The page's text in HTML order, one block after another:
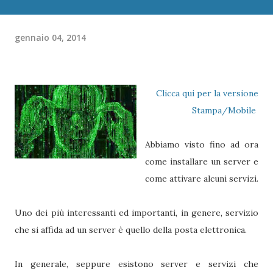
gennaio 04, 2014
Clicca qui per la versione
Stampa/Mobile
Abbiamo visto fino ad ora
come installare un server e
come attivare alcuni servizi.
Uno dei più interessanti ed importanti, in genere, servizio
che si affida ad un server è quello della posta elettronica.
In generale, seppure esistono server e servizi che